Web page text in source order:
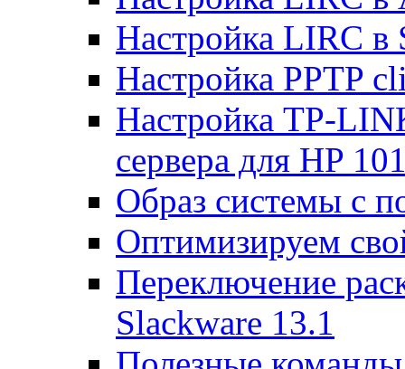
Настройка LIRC
Настройка PPTP
Настройка TP-
сервера для HP
Образ системы с
Оптимизируем
Переключение
Slackware 13.1